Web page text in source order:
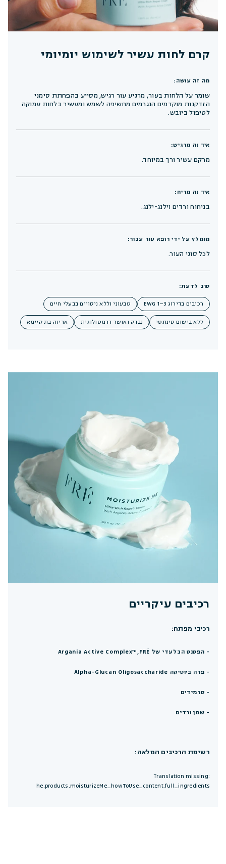
קרם לחות עשיר לשימוש יומיומי
מה זה עושה:
שומר על הלחות בעור, מרגיע עור רגיש, מסייע בהפחתת סימני
הזדקנות מוקדמים הנגרמים מחשיפה לשמש ומעשיר בלחות עמוקה
לטיפול ביובש.
איך זה מרגיש:
מרקם עשיר ורך במיוחד.
איך זה מריח:
בניחוח ורדים וילנג-ילנג.
מומלץ על ידי רופא עור עבור:
לכל סוגי העור.
טוב לדעת:
רכיבים בדירוג EWG 1–3 טבעוני וללא ניסויים בבעלי חיים
ללא בישום סינתטי נבדק ואושר דרמטולוגית אריזה בת קיימא
רכיבים עיקריים
רכיבי מפתח:
- הפטנט הבלעדי של Argania Active Complex™,FRÉ
- פרה ביוטיקה Alpha-Glucan Oligosaccharide
- סרמידים
- שמן ורדים
רשימת הרכיבים המלאה:
Translation missing:
he.products.moisturizeMe_howToUse_content.full_ingredients